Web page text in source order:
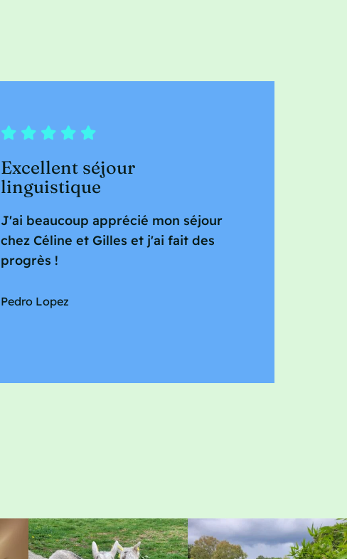
Excellent séjour
linguistique
J'ai beaucoup apprécié mon séjour
chez Céline et Gilles et j'ai fait des
progrès !
Pedro Lopez